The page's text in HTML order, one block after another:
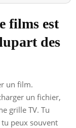
films est
des
un film.
un fichier,
grille TV. Tu
peux souvent